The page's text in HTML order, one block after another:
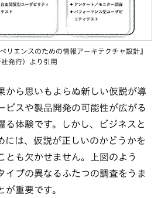
エンスのための情報アーキテクチャ設計』
発行）より引用
から思いもよらぬ新しい仮説が導
ビスや製品開発の可能性が広がる
る体験です。しかし、ビジネスと
には、仮説が正しいのかどうかを
とも欠かせません。上図のよう
イプの異なるふたつの調査をうま
が重要です。